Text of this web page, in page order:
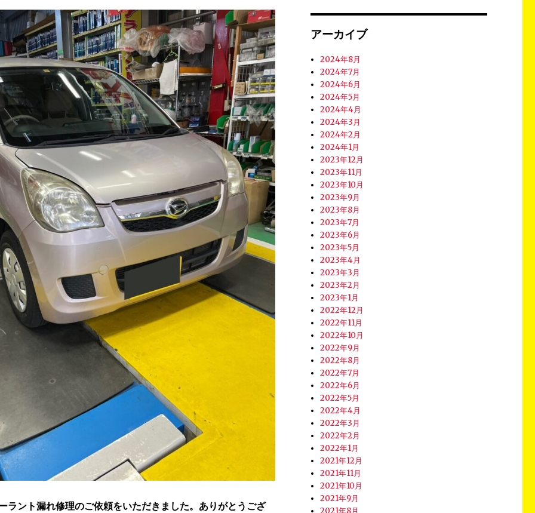
ラント漏れ修理のご依頼をいただきました。ありがとうござ
アーカイブ
2024年8月
2024年7月
2024年6月
2024年5月
2024年4月
2024年3月
2024年2月
2024年1月
2023年12月
2023年11月
2023年10月
2023年9月
2023年8月
2023年7月
2023年6月
2023年5月
2023年4月
2023年3月
2023年2月
2023年1月
2022年12月
2022年11月
2022年10月
2022年9月
2022年8月
2022年7月
2022年6月
2022年5月
2022年4月
2022年3月
2022年2月
2022年1月
2021年12月
2021年11月
2021年10月
2021年9月
2021年8月